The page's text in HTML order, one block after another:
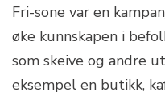
Fri-sone var en
øke kunnskapen i
som skeive og andre
eksempel en butikk,